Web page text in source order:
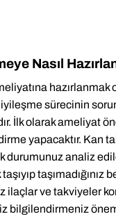
Nasıl
hazırlanmak
iyileşme sürecinin
İlk olarak ameliyat
yapacaktır. Kan
durumunuz analiz
taşımadığınız
ilaçlar ve takviyeler
bilgilendirmeniz